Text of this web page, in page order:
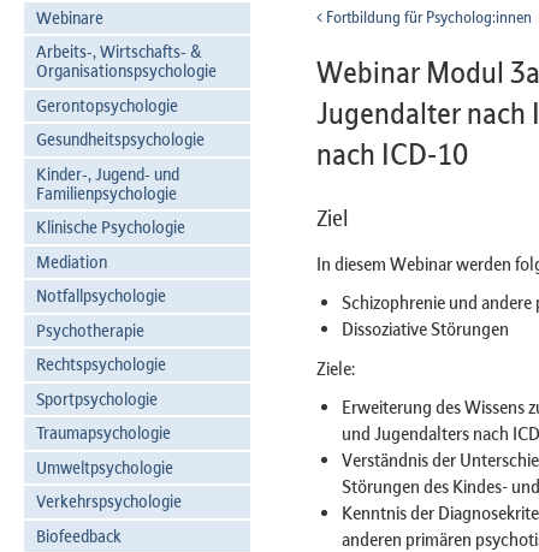
Webinare
Arbeits-, Wirtschafts- &
Organisationspsychologie
Gerontopsychologie
Gesundheitspsychologie
Kinder-, Jugend- und
Familienpsychologie
Klinische Psychologie
Mediation
Notfallpsychologie
Psychotherapie
Rechtspsychologie
Sportpsychologie
Traumapsychologie
Umweltpsychologie
Verkehrspsychologie
Biofeedback
Fortbildung für Psycholog:innen
Webinar Modul
Jugendalter nach
nach ICD-10
Ziel
In diesem Webinar werden
Schizophrenie und
Dissoziative Störungen
Ziele:
Erweiterung des Wissens
und Jugendalters nach
Verständnis der
Störungen des Kindes-
Kenntnis der
anderen primären